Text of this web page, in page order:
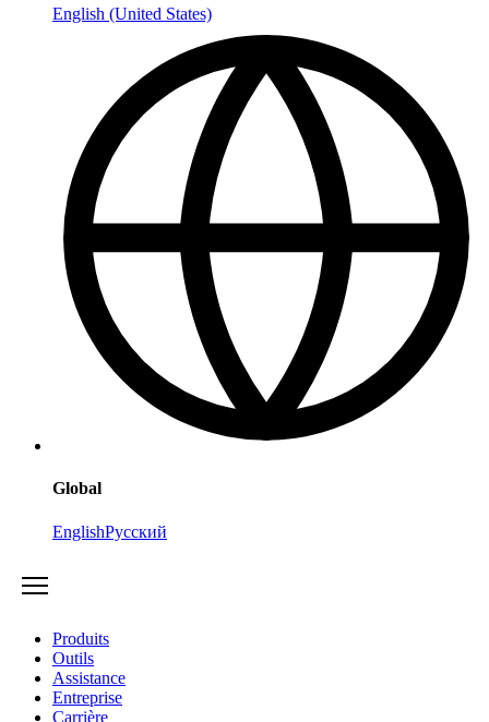
English (United States)
Global
EnglishРусский
Produits
Outils
Assistance
Entreprise
Carrière